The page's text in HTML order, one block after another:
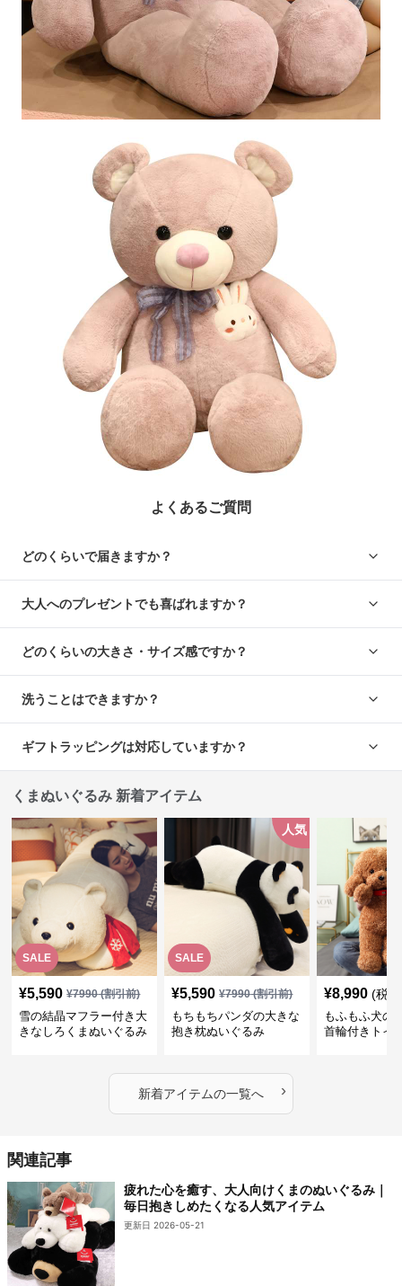
よくあるご質問
どのくらいで届きますか？
大人へのプレゼントでも喜ばれますか？
どのくらいの大きさ・サイズ感ですか？
洗うことはできますか？
ギフトラッピングは対応していますか？
くまぬいぐるみ 新着アイテム
SALE
¥5,590 ¥7990(割引前)
雪の結晶マフラー付き大
きなしろくまぬいぐるみ
SALE
人気
¥5,590 ¥7990(割引前)
もちもちパンダの大きな
抱き枕ぬいぐるみ
¥8,990 (税
もふもふ犬の
首輪付きトイ
新着アイテムの一覧へ ›
関連記事
疲れた心を癒す、大人向けくまのぬいぐるみ｜
毎日抱きしめたくなる人気アイテム
更新日 2026-05-21